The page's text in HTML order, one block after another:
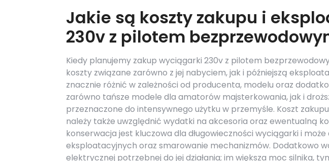
Jakie są koszty zakupu i
230v z pilotem
Kiedy planujemy zakup wyciągarki 230v z pilotem
koszty związane zarówno z jej nabyciem, jak i późniejszą
znacznie różnić w zależności od producenta, modelu oraz
zarówno tańsze modele dla amatorów majsterkowania, jak i
przeznaczone do intensywnego użytku w przemyśle. Koszt
należy także uwzględnić wydatki na akcesoria oraz ewentualną
konserwacja jest kluczowa dla długowieczności wyciągarki i
eksploatacyjnych oraz smarowanie mechanizmów. Dodatkowo
elektrycznej potrzebnej do jej działania; im większa moc silnika,